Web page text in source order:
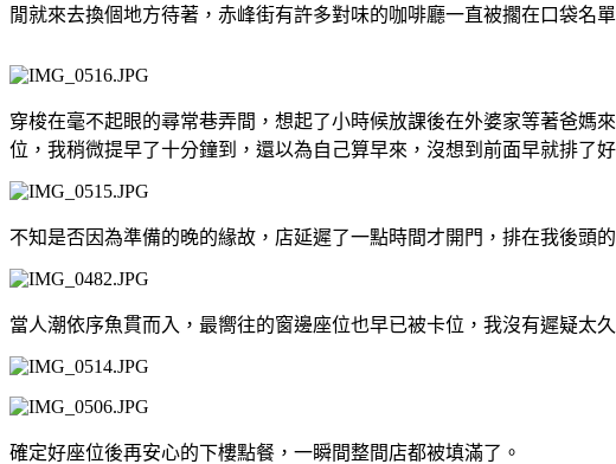
閒就來去換個地方待著，赤峰街有許多對味的咖啡廳一直被擱在口袋名
穿梭在毫不起眼的尋常巷弄間，想起了小時候放課後在外婆家等著爸媽
位，我稍微提早了十分鐘到，還以為自己算早來，沒想到前面早就排了
不知是否因為準備的晚的緣故，店延遲了一點時間才開門，排在我後頭
當人潮依序魚貫而入，最嚮往的窗邊座位也早已被卡位，我沒有遲疑太
確定好座位後再安心的下樓點餐，一瞬間整間店都被填滿了。